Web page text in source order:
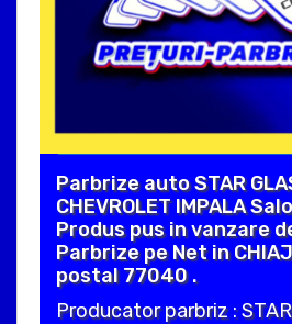
Parbrize auto STAR
CHEVROLET IMPALA
Produs pus in vanzare
Parbrize pe Net in
postal 77040 .
Producator parbriz :